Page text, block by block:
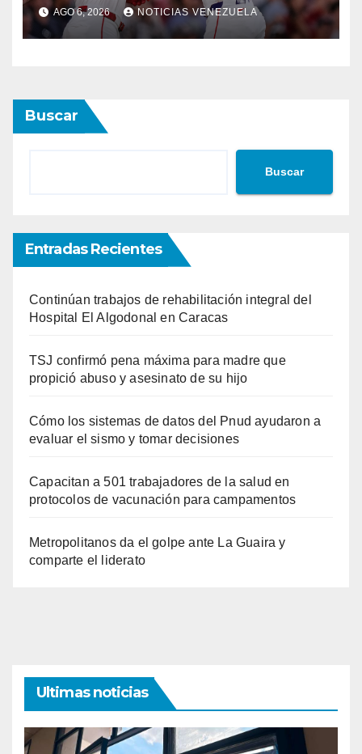
AGO 6, 2026 NOTICIAS VENEZUELA
Buscar
Buscar
Entradas Recientes
Continúan trabajos de rehabilitación integral del
Hospital El Algodonal en Caracas
TSJ confirmó pena máxima para madre que
propició abuso y asesinato de su hijo
Cómo los sistemas de datos del Pnud ayudaron a
evaluar el sismo y tomar decisiones
Capacitan a 501 trabajadores de la salud en
protocolos de vacunación para campamentos
Metropolitanos da el golpe ante La Guaira y
comparte el liderato
Ultimas noticias